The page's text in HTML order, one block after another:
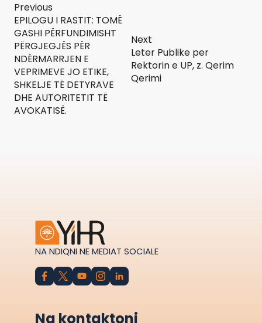
Previous
EPILOGU I RASTIT: TOMË
GASHI PËRFUNDIMISHT
PËRGJEGJËS PËR
NDËRMARRJEN E
VEPRIMEVE JO ETIKE,
SHKELJE TË DETYRAVE
DHE AUTORITETIT TË
AVOKATISË.
Next
Leter Publike per
Rektorin e UP, z. Qerim
Qerimi
NA NDIQNI NE MEDIAT SOCIALE
Na kontaktoni